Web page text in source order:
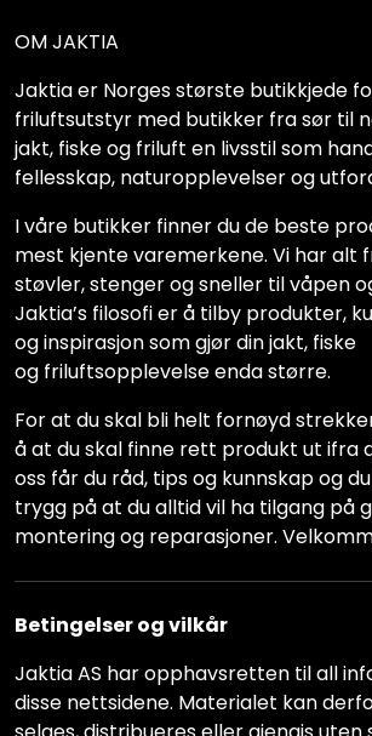
OM JAKTIA
Jaktia er Norges største butikkjede
friluftsutstyr med butikker fra sør til
jakt, fiske og friluft en livsstil som
fellesskap, naturopplevelser og
I våre butikker finner du de beste
mest kjente varemerkene. Vi har
støvler, stenger og sneller til våpen
Jaktia’s filosofi er å tilby produkter,
og inspirasjon som gjør din jakt, fiske
og friluftsopplevelse enda større.
For at du skal bli helt fornøyd
å at du skal finne rett produkt ut ifra
oss får du råd, tips og kunnskap og
trygg på at du alltid vil ha tilgang på
montering og reparasjoner.
Betingelser og vilkår
Jaktia AS har opphavsretten til all
disse nettsidene. Materialet kan